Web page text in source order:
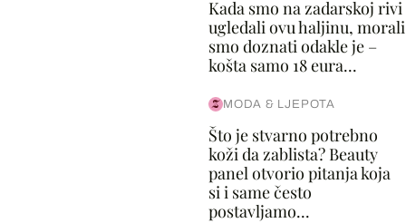
Kada smo na zadarskoj rivi
ugledali ovu haljinu, morali
smo doznati odakle je –
košta samo 18 eura...
MODA & LJEPOTA
Što je stvarno potrebno
koži da zablista? Beauty
panel otvorio pitanja koja
si i same često
postavljamo...